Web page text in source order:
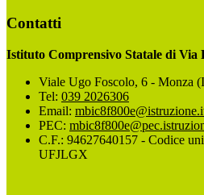
Contatti
Istituto Comprensivo Statale di Via
Viale Ugo Foscolo, 6 - Monza
Tel: 039 2026306
Email:
PEC:
C.F.: 94627640157 - Codice
UFJLGX